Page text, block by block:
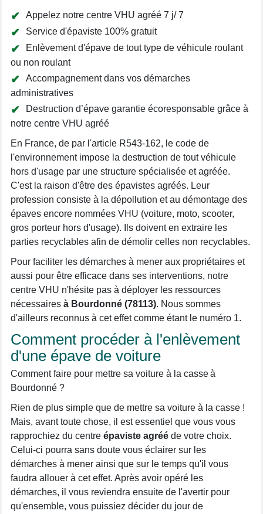
Appelez notre centre VHU agréé 7 j/ 7
Service d'épaviste 100% gratuit
Enlèvement d'épave de tout type de véhicule roulant
ou non roulant
Accompagnement dans vos démarches
administratives
Destruction d’épave garantie écoresponsable grâce à
notre centre VHU agréé
En France, de par l'article R543-162, le code de
l'environnement impose la destruction de tout véhicule
hors d'usage par une structure spécialisée et agréée.
C'est la raison d'être des épavistes agréés. Leur
profession consiste à la dépollution et au démontage des
épaves encore nommées VHU (voiture, moto, scooter,
gros porteur hors d'usage). Ils doivent en extraire les
parties recyclables afin de démolir celles non recyclables.
Pour faciliter les démarches à mener aux propriétaires et
aussi pour être efficace dans ses interventions, notre
centre VHU n'hésite pas à déployer les ressources
nécessaires à Bourdonné (78113). Nous sommes
d'ailleurs reconnus à cet effet comme étant le numéro 1.
Comment procéder à l'enlèvement
d'une épave de voiture
Comment faire pour mettre sa voiture à la casse à
Bourdonné ?
Rien de plus simple que de mettre sa voiture à la casse !
Mais, avant toute chose, il est essentiel que vous vous
rapprochiez du centre épaviste agréé de votre choix.
Celui-ci pourra sans doute vous éclairer sur les
démarches à mener ainsi que sur le temps qu'il vous
faudra allouer à cet effet. Après avoir opéré les
démarches, il vous reviendra ensuite de l'avertir pour
qu'ensemble, vous puissiez décider du jour de